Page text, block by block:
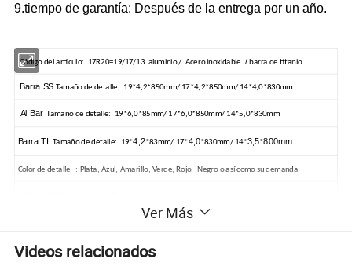
9.tiempo de garantía: Después de la entrega por un año.
Código del artículo: 17R20=19/17/13 aluminio / Acero inoxidable /barra de titanio
Barra SS Tamaño de detalle: 19*4,2*850mm/ 17*4,2*850mm/ 14*4,0*830mm
Al BarTamaño de detalle: 19*6,0*85mm/ 17*6,0*850mm/ 14*5,0*830mm
Barra TI Tamaño de detalle: 19*4,2*83mm/ 17*4,0*830mm/ 14*3,5*800mm
Color de detalle : Plata, Azul, Amarillo, Verde, Rojo, Negro o así como su demanda
Ver Más
Videos relacionados